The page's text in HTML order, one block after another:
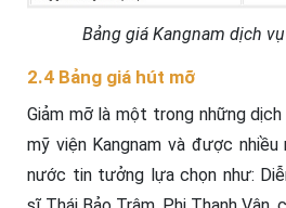
Bảng giá Kangnam dịch
2.4 Bảng giá hút mỡ
Giảm mỡ là một trong những
mỹ viện Kangnam và được
nước tin tưởng lựa chọn như: